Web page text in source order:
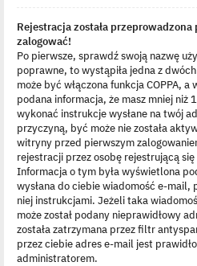
Rejestracja została
zalogować!
Po pierwsze, sprawdź swoją nazwę
poprawne, to wystąpiła jedna z
może być włączona funkcja COPPA, a
podana informacja, że masz mniej niż
wykonać instrukcje wysłane na twój
przyczyną, być może nie została
witryny przed pierwszym
rejestracji przez osobę rejestrującą
Informacja o tym była wyświetlona
wysłana do ciebie wiadomość e-
niej instrukcjami. Jeżeli taka
może został podany nieprawidłowy
została zatrzymana przez filtr
przez ciebie adres e-mail jest
administratorem.